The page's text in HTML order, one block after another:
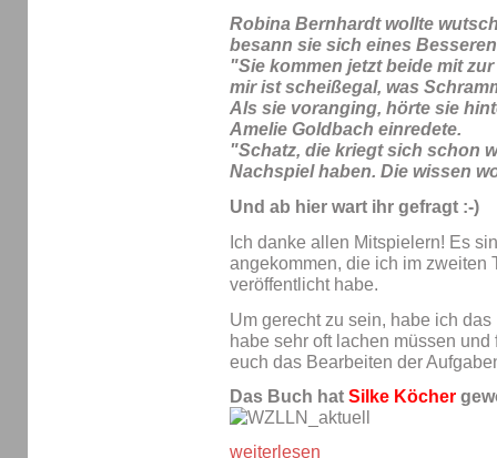
Robina Bernhardt wollte
besann sie sich eines
"Sie kommen jetzt beide mit
mir ist scheißegal, was
Als sie voranging, hörte sie
Amelie Goldbach einredete.
"Schatz, die kriegt sich schon
Nachspiel haben. Die wissen
Und ab hier wart ihr gefragt :-)
Ich danke allen Mitspielern! Es
angekommen, die ich im zweiten
veröffentlicht habe.
Um gerecht zu sein, habe ich
habe sehr oft lachen müssen
euch das Bearbeiten der
Das Buch hat Silke Köcher
weiterlesen